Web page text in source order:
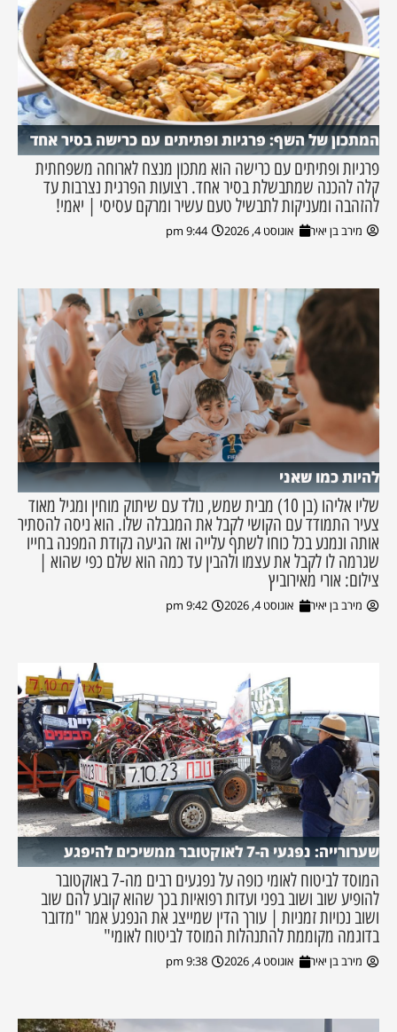
המתכון של השף: פרגיות ופתיתים עם כרישה בסיר אחד
פרגיות ופתיתים עם כרישה הוא מתכון מנצח לארוחה משפחתית
קלה להכנה שמתבשלת בסיר אחד. רצועות הפרגית נצרבות עד
להזהבה ומעניקות לתבשיל טעם עשיר ומרקם עסיסי | יאמי!
מירב בן יאיר אוגוסט 4, 2026 9:44 pm
להיות כמו שאני
שליו אליהו (בן 10) מבית שמש, נולד עם שיתוק מוחין ומגיל מאוד
צעיר התמודד עם הקושי לקבל את המגבלה שלו. הוא ניסה להסתיר
אותה ונמנע בכל כוחו לשתף עלייה ואז הגיעה נקודת המפנה בחייו
שגרמה לו לקבל את עצמו ולהבין עד כמה הוא שלם כפי שהוא |
צילום: אורי מאירוביץ
מירב בן יאיר אוגוסט 4, 2026 9:42 pm
שערורייה: נפגעי ה-7 לאוקטובר ממשיכים להיפגע
המוסד לביטוח לאומי כופה על נפגעים רבים מה-7 באוקטובר
להופיע שוב ושוב בפני ועדות רפואיות בכך שהוא קובע להם שוב
ושוב נכויות זמניות | עורך הדין שמייצג את הנפגע אמר "מדובר
בדוגמה מקוממת להתנהלות המוסד לביטוח לאומי"
מירב בן יאיר אוגוסט 4, 2026 9:38 pm